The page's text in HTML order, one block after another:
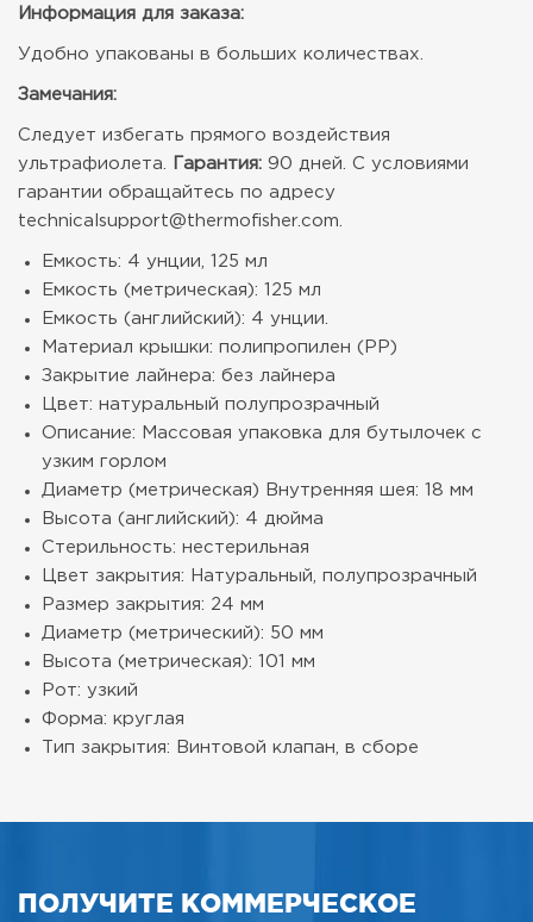
Информация для заказа:
Удобно упакованы в больших количествах.
Замечания:
Следует избегать прямого воздействия
ультрафиолета.
Гарантия: 90 дней. С условиями
гарантии обращайтесь по адресу
technicalsupport@thermofisher.com.
Емкость: 4 унции, 125 мл
Емкость (метрическая): 125 мл
Емкость (английский): 4 унции.
Материал крышки: полипропилен (PP)
Закрытие лайнера: без лайнера
Цвет: натуральный полупрозрачный
Описание: Массовая упаковка для бутылочек с
узким горлом
Диаметр (метрическая) Внутренняя шея: 18 мм
Высота (английский): 4 дюйма
Стерильность: нестерильная
Цвет закрытия: Натуральный, полупрозрачный
Размер закрытия: 24 мм
Диаметр (метрический): 50 мм
Высота (метрическая): 101 мм
Рот: узкий
Форма: круглая
Тип закрытия: Винтовой клапан, в сборе
ПОЛУЧИТЕ КОММЕРЧЕСКОЕ